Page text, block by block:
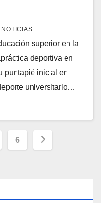
superior en la
deportiva en
puntapié inicial en
universitario…
6